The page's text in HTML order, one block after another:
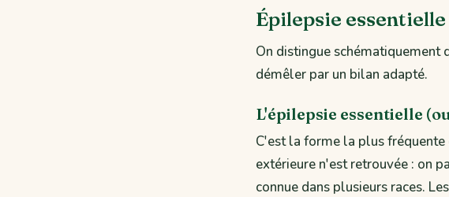
Épilepsie
On distingue schématiquement
démêler par un bilan adapté.
L'épilepsie essentielle
C'est la forme la plus fréquente
extérieure n'est retrouvée : on
connue dans plusieurs races.